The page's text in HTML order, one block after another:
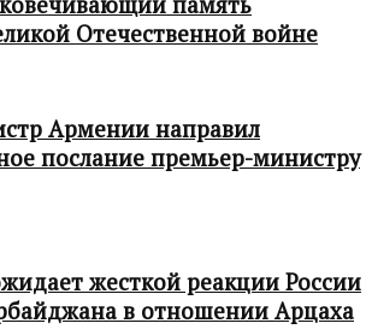
Отечественной войне
Армении направил
послание премьер-министру
жесткой реакции России
в отношении Арцаха